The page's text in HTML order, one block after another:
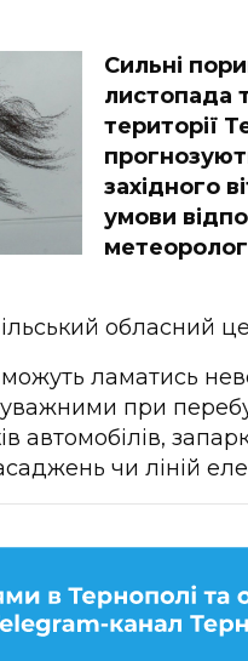
Сильні
листопада
території
західного
умови
обласний
ламатись
при
автомобілів,
чи ліній